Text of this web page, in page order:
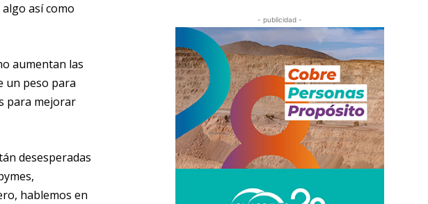
así como
aumentan las
un peso para
para mejorar
desesperadas
hablemos en
- publicidad -